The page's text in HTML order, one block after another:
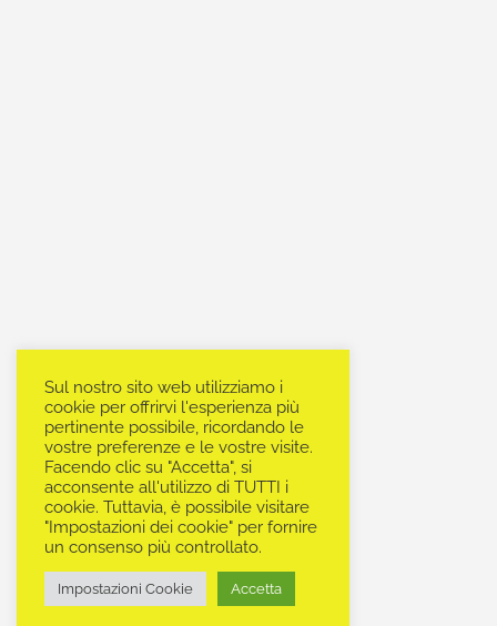
Sul nostro sito web utilizziamo i
cookie per offrirvi l'esperienza più
pertinente possibile, ricordando le
vostre preferenze e le vostre visite.
Facendo clic su "Accetta", si
acconsente all'utilizzo di TUTTI i
cookie. Tuttavia, è possibile visitare
"Impostazioni dei cookie" per fornire
un consenso più controllato.
Impostazioni Cookie Accetta